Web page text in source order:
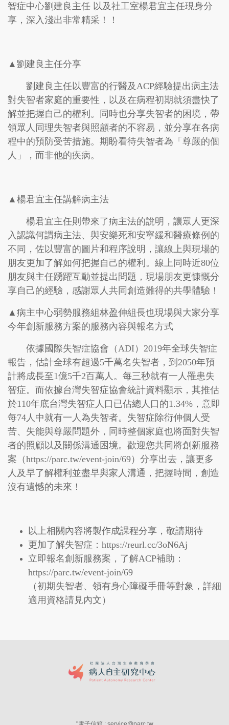
智症中心劉建良主任 以及社工室楊君宜主任現身分
享，深入淺出非常精采！！
▲劉建良主任分享
劉建良主任以豐富的行醫及ACP經驗提出病主法
對失智者家庭的重要性，以及在病程初期就須盡快了
解並把握自己的權利。同時也分享失智者的困境，帶
領眾人同理失智者與照顧者的不容易，並分享在各病
程中的預防受苦措施。期盼看待失智者為「尊嚴的個
人」，而非他的疾病。
▲楊君宜主任講解病主法
楊君宜主任則帶來了病主法的說明，讓眾人更深
入認識何謂病主法、與安樂死和安寧緩和醫療條例的
不同，佐以豐富的圖片和程序說明，讓線上與現場的
朋友更加了解如何把握自己的權利。線上同時近80位
朋友與主任踴躍互動並提出問題，現場朋友更慷慨分
享自己的經驗，感謝眾人共同創造難得的共學體驗！
▲ 病主中心弱勢服務組林盈伸組長也現場與大家分享
今年創新服務方案的服務內容與報名方式
依據國際失智症協會（ADI）2019年全球失智症
報告，估計全球有超過5千萬名失智者，到2050年預
計將成長至1億5千2百萬人。每三秒就有一人罹患失
智症。而依據台灣失智症協會統計資料顯示，其推估
於110年底台灣失智症人口已佔總人口的1.34%，意即
每74人中就有一人為失智者。失智症除衍伸個人受
苦、失能與尊嚴問題外，同時整個家庭也將面對失智
者的照顧以及關係溝通困境。歡迎您共同將創新服務
案（https://parc.tw/event-join/69）分享出去，讓更多
人及早了解權利並盡早與家人溝通，把握時間，創造
沒有遺憾的未來！
以上相關內容將製作成課程分享，敬請期待
更加了解失智症： https://reurl.cc/3oN6Aj
立即報名創新服務案，了解ACP補助：
https://parc.tw/event-join/69
（初期失智者、領有身心障礙手冊等對象，詳細
適用資格請見內文）